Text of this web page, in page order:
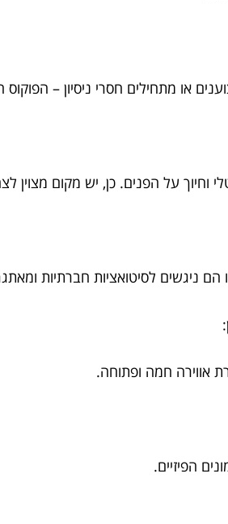
או מתחילים חסרי ניסיון –
וחיוך על הפנים. כן, יש מקום מצוין
לסיטואציות חברתיות
אווירה חמה ופתוחה.
הפיזיים.